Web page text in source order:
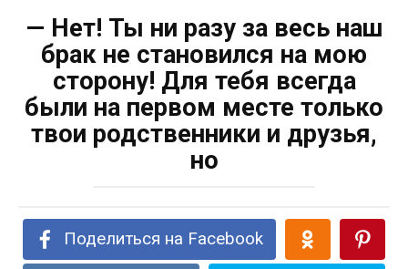
— Нет! Ты ни разу за весь наш
брак не становился на мою
сторону! Для тебя всегда
были на первом месте только
твои родственники и друзья,
но
Поделиться на Facebook